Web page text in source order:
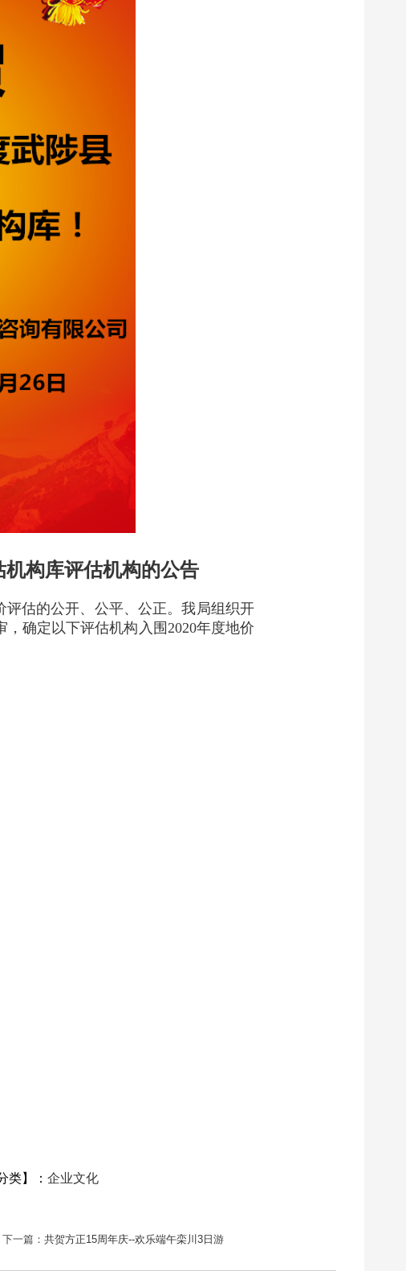
机构库评估机构的公告
估的公开、公平、公正。我局组织开
确定以下评估机构入围2020年度地价
类】： 企业文化
下一篇： 共贺方正15周年庆--欢乐端午栾川3日游